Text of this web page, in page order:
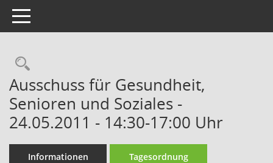
Toggle navigation
Rechercheauswahl
Ausschuss für Gesundheit,
Senioren und Soziales -
24.05.2011 - 14:30-17:00 Uhr
Informationen Tagesordnung